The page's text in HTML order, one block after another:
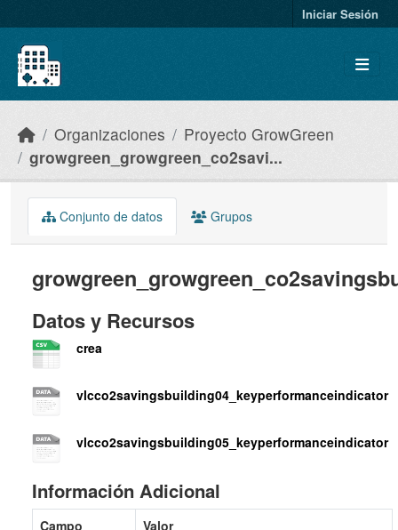
Iniciar Sesión
Organizaciones
Proyecto GrowGreen
growgreen_growgreen_co2savi...
Conjunto de datos Grupos
Datos y Recursos
crea
vlcco2savingsbuilding04_keyperformanceindicator
vlcco2savingsbuilding05_keyperformanceindicator
Información Adicional
Campo
Valor